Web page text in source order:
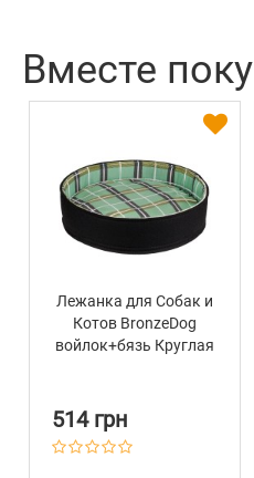
Вместе
Лежанка для Собак и
Котов BronzeDog
войлок+бязь Круглая
514 грн